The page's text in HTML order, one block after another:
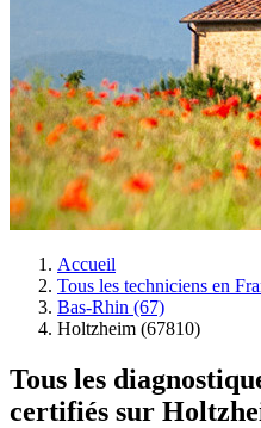
Accueil
Tous les techniciens en
Bas-Rhin (67)
Holtzheim (67810)
Tous les
certifiés sur